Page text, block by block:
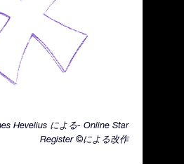
Hevelius による- Online Star
Register ©による改作